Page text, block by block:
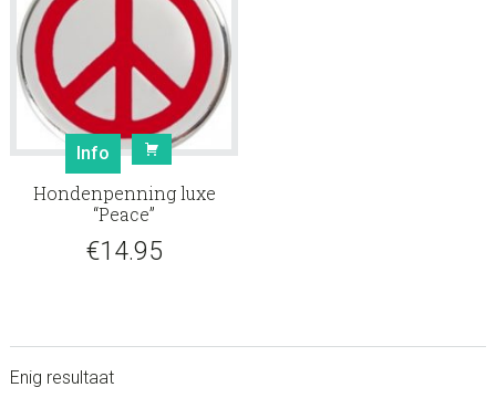
Info
Hondenpenning luxe
“Peace”
€14.95
Enig resultaat